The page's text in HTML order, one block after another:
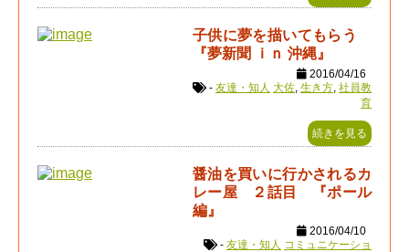
子供に夢を描いてもらう
『夢新聞 ｉｎ 沖縄』
2016/04/16
- 友達・知人 大佐 生き方 社員教
育
続きを見る
醤油を買いに行かされるカ
レー屋 ２話目 『ポール
編』
2016/04/10
- 友達・知人 コミュニケーショ